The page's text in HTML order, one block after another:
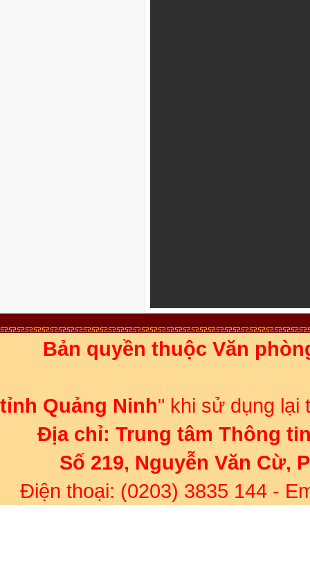
Bản quyền thuộc Văn
tỉnh Quảng Ninh" khi sử dụng lại
Địa chỉ: Trung tâm Thông
Số 219, Nguyễn Văn Cừ,
Điện thoại: (0203) 3835 144 -